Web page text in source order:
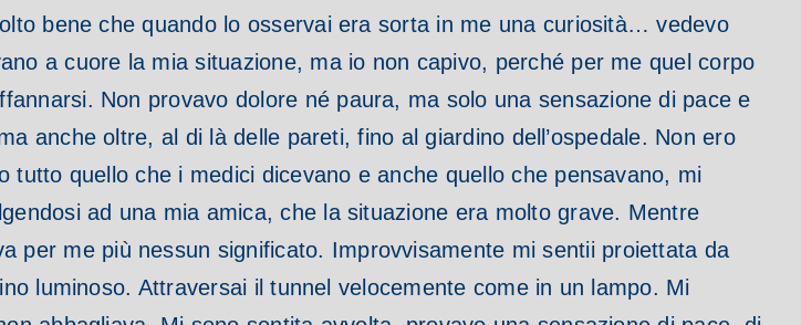
bene che quando lo osservai era sorta in me una curiosità… vedevo
a cuore la mia situazione, ma io non capivo, perché per me quel corpo
Non provavo dolore né paura, ma solo una sensazione di pace e
anche oltre, al di là delle pareti, fino al giardino dell’ospedale. Non ero
tutto quello che i medici dicevano e anche quello che pensavano, mi
ad una mia amica, che la situazione era molto grave. Mentre
per me più nessun significato. Improvvisamente mi sentii proiettata da
luminoso. Attraversai il tunnel velocemente come in un lampo. Mi